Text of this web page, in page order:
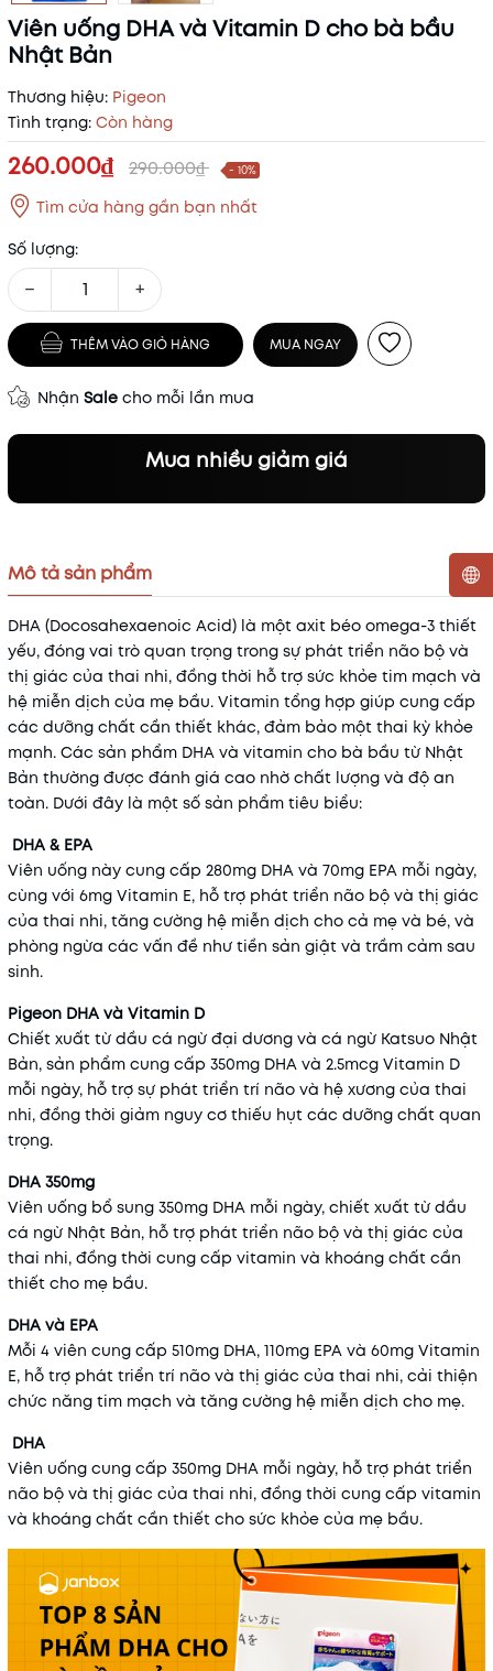
Viên uống DHA và Vitamin D cho bà bầu
Nhật Bản
Thương hiệu: Pigeon
Tình trạng: Còn hàng
260.000₫ 290.000₫ - 10%
Tìm cửa hàng gần bạn nhất
Số lượng:
− +
THÊM VÀO GIỎ HÀNG MUA NGAY
Nhận Sale cho mỗi lần mua
Mua nhiều giảm giá
Mã khuyến mãi:
Điều kiện:
Mô tả sản phẩm
DHA (Docosahexaenoic Acid) là một axit béo omega-3 thiết
yếu, đóng vai trò quan trọng trong sự phát triển não bộ và
thị giác của thai nhi, đồng thời hỗ trợ sức khỏe tim mạch và
hệ miễn dịch của mẹ bầu. Vitamin tổng hợp giúp cung cấp
các dưỡng chất cần thiết khác, đảm bảo một thai kỳ khỏe
mạnh. Các sản phẩm DHA và vitamin cho bà bầu từ Nhật
Bản thường được đánh giá cao nhờ chất lượng và độ an
toàn. Dưới đây là một số sản phẩm tiêu biểu:​
DHA & EPA
Viên uống này cung cấp 280mg DHA và 70mg EPA mỗi ngày,
cùng với 6mg Vitamin E, hỗ trợ phát triển não bộ và thị giác
của thai nhi, tăng cường hệ miễn dịch cho cả mẹ và bé, và
phòng ngừa các vấn đề như tiền sản giật và trầm cảm sau
sinh.
Pigeon DHA và Vitamin D
Chiết xuất từ dầu cá ngừ đại dương và cá ngừ Katsuo Nhật
Bản, sản phẩm cung cấp 350mg DHA và 2.5mcg Vitamin D
mỗi ngày, hỗ trợ sự phát triển trí não và hệ xương của thai
nhi, đồng thời giảm nguy cơ thiếu hụt các dưỡng chất quan
trọng.
DHA 350mg
Viên uống bổ sung 350mg DHA mỗi ngày, chiết xuất từ dầu
cá ngừ Nhật Bản, hỗ trợ phát triển não bộ và thị giác của
thai nhi, đồng thời cung cấp vitamin và khoáng chất cần
thiết cho mẹ bầu.
DHA và EPA
Mỗi 4 viên cung cấp 510mg DHA, 110mg EPA và 60mg Vitamin
E, hỗ trợ phát triển trí não và thị giác của thai nhi, cải thiện
chức năng tim mạch và tăng cường hệ miễn dịch cho mẹ.
DHA
Viên uống cung cấp 350mg DHA mỗi ngày, hỗ trợ phát triển
não bộ và thị giác của thai nhi, đồng thời cung cấp vitamin
và khoáng chất cần thiết cho sức khỏe của mẹ bầu.